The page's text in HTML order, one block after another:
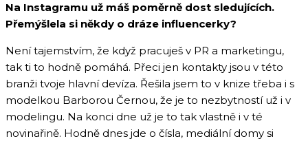
Na Instagramu už máš poměrně dost sledujících.
Přemýšlela si někdy o dráze influencerky?
Není tajemstvím, že když pracuješ v PR a marketingu,
tak ti to hodně pomáhá. Přeci jen kontakty jsou v této
branži tvoje hlavní devíza. Řešila jsem to v knize třeba i s
modelkou Barborou Černou, že je to nezbytností už i v
modelingu. Na konci dne už je to tak vlastně i v té
novinařině. Hodně dnes jde o čísla, mediální domy si